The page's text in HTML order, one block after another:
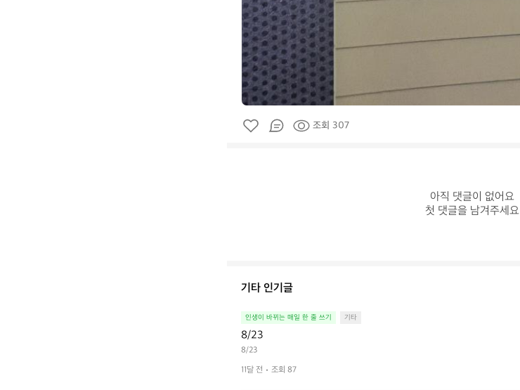
조회 307
아직 댓글이 없어요
첫 댓글을 남겨주세요
기타 인기글
인생이 바뀌는 매일 한 줄 쓰기 기타
8/23
8/23
11달 전 조회 87